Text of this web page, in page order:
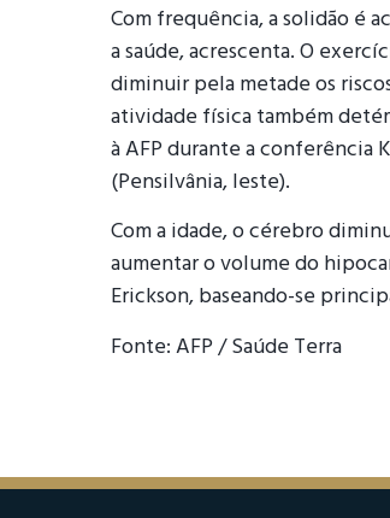
Com frequência, a solidão é
a saúde, acrescenta. O
diminuir pela metade os
atividade física também
à AFP durante a conferência
(Pensilvânia, leste).
Com a idade, o cérebro
aumentar o volume do
Erickson, baseando-se
Fonte: AFP / Saúde Terra